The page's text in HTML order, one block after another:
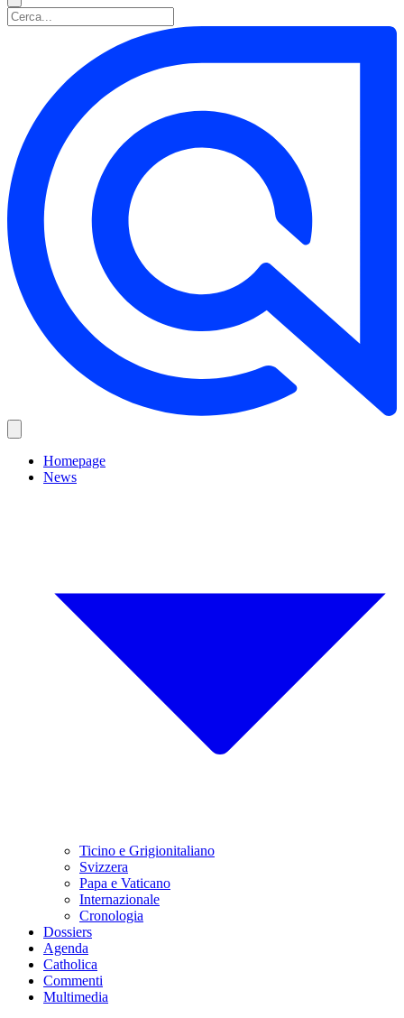
Homepage
News
Ticino e Grigionitaliano
Svizzera
Papa e Vaticano
Internazionale
Cronologia
Dossiers
Agenda
Catholica
Commenti
Multimedia